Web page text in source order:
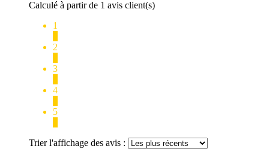
Calculé à partir de 1 avis client(s)
1
2
3
4
5
Trier l'affichage des avis :